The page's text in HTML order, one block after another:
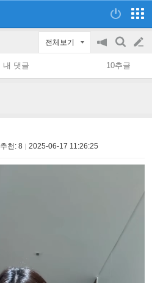
전체보기
공
지
on/off
검
색
글
쓰
내 댓글 10추글
추천: 8 2025-06-17 11:26:25